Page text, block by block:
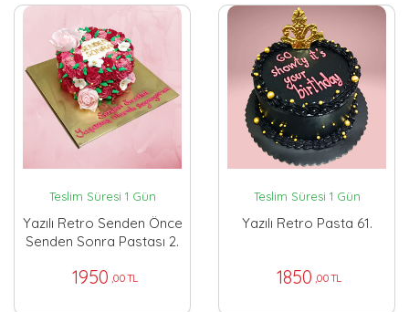
Teslim Süresi 1 Gün
Yazılı Retro Senden Önce
Senden Sonra Pastası 2.
1950 ,00 TL
Teslim Süresi 1 Gün
Yazılı Retro Pasta 61.
1850 ,00 TL